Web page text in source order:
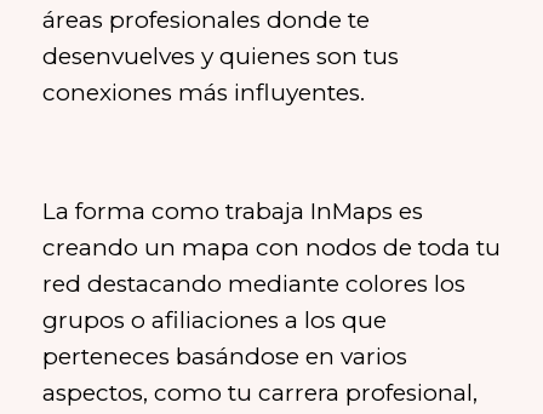
áreas profesionales donde te
desenvuelves y quienes son tus
conexiones más influyentes.
La forma como trabaja InMaps es
creando un mapa con nodos de toda tu
red destacando mediante colores los
grupos o afiliaciones a los que
perteneces basándose en varios
aspectos, como tu carrera profesional,